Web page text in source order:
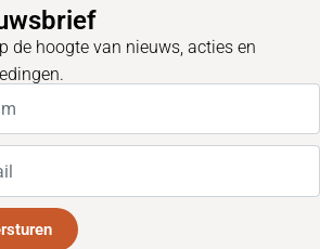
de hoogte van nieuws, acties en